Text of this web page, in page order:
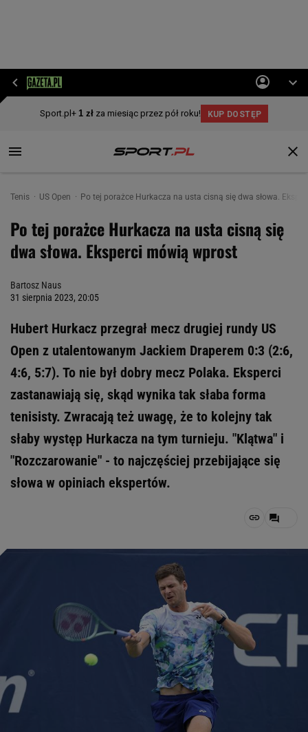
Tenis US Open Po tej porażce Hurkacza na usta cisną się dwa słowa.
Po tej porażce Hurkacza na usta cisną się
dwa słowa. Eksperci mówią wprost
Bartosz Naus
31 sierpnia 2023, 20:05
Hubert Hurkacz przegrał mecz drugiej rundy US
Open z utalentowanym Jackiem Draperem 0:3 (2:6,
4:6, 5:7). To nie był dobry mecz Polaka. Eksperci
zastanawiają się, skąd wynika tak słaba forma
tenisisty. Zwracają też uwagę, że to kolejny tak
słaby występ Hurkacza na tym turnieju. "Klątwa" i
"Rozczarowanie" - to najczęściej przebijające się
słowa w opiniach ekspertów.